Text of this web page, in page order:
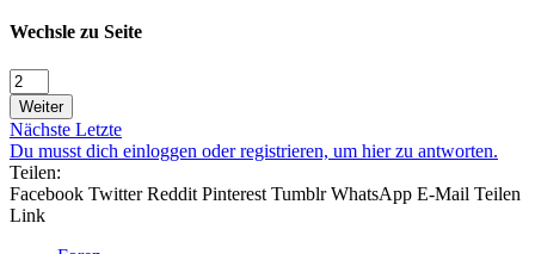
Wechsle zu Seite
Weiter
Nächste Letzte
Du musst dich einloggen oder registrieren, um hier zu antworten.
Teilen:
Facebook Twitter Reddit Pinterest Tumblr WhatsApp E-Mail Teilen
Link